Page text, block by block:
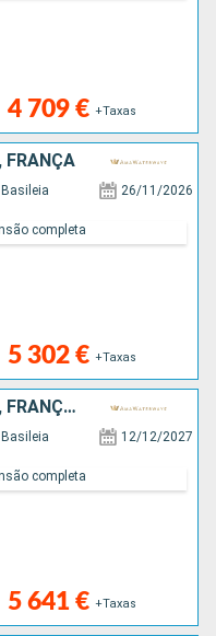
4 709 € +Taxas
FRANÇA
Basileia 26/11/2026
5 302 € +Taxas
completa
SUÍÇO, HOLANDA, ALEMANHA, FRANÇA, REPÚBLICA DOMINICANA
Basileia 12/12/2027
5 641 € +Taxas
completa